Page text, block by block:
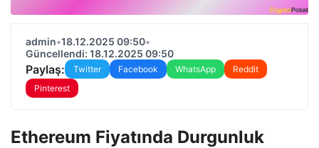
admin•18.12.2025 09:50•
Güncellendi: 18.12.2025 09:50
Paylaş: Twitter Facebook WhatsApp
Reddit
Pinterest
Ethereum Fiyatında Durgunluk